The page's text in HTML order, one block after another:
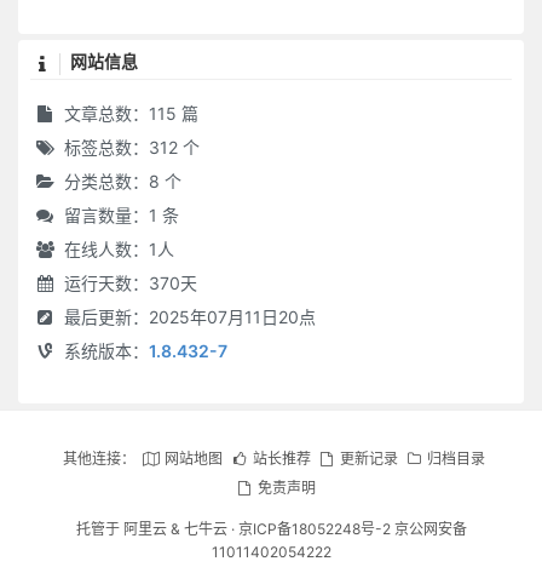
网站信息
文章总数：115 篇
标签总数：312 个
分类总数：8 个
留言数量：1 条
在线人数： 1 人
运行天数：370天
最后更新：2025年07月11日20点
系统版本： 1.8.432-7
其他连接： 网站地图 站长推荐 更新记录
归档目录
免责声明
托管于 阿里云& 七牛云· 京ICP备18052248号-2 京公网安备
11011402054222